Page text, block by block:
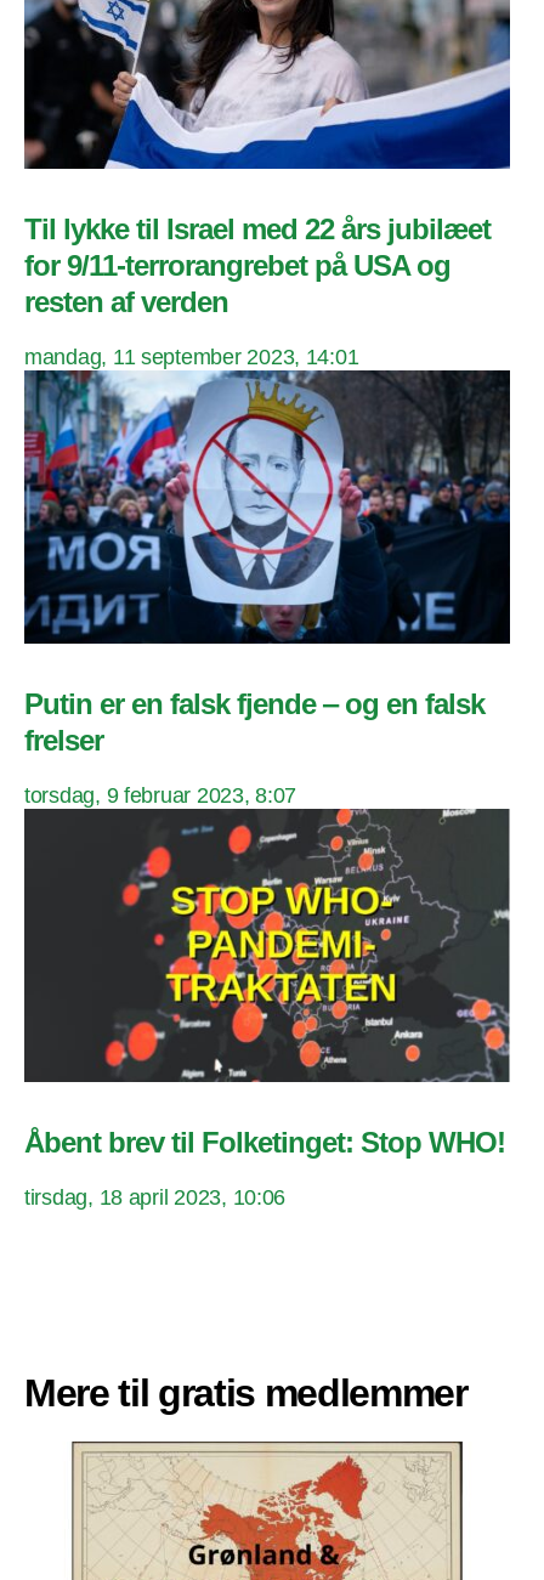
Til lykke til Israel med 22 års jubilæet
for 9/11-terrorangrebet på USA og
resten af verden
mandag, 11 september 2023, 14:01
Putin er en falsk fjende ‒ og en falsk
frelser
torsdag, 9 februar 2023, 8:07
Åbent brev til Folketinget: Stop WHO!
tirsdag, 18 april 2023, 10:06
Mere til gratis medlemmer